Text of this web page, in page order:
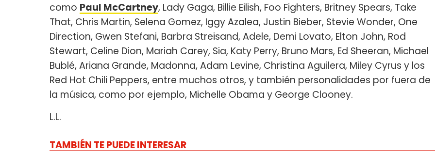
como Paul McCartney, Lady Gaga, Billie Eilish, Foo Fighters, Britney Spears, Take
That, Chris Martin, Selena Gomez, Iggy Azalea, Justin Bieber, Stevie Wonder, One
Direction, Gwen Stefani, Barbra Streisand, Adele, Demi Lovato, Elton John, Rod
Stewart, Celine Dion, Mariah Carey, Sia, Katy Perry, Bruno Mars, Ed Sheeran, Michael
Bublé, Ariana Grande, Madonna, Adam Levine, Christina Aguilera, Miley Cyrus y los
Red Hot Chili Peppers, entre muchos otros, y también personalidades por fuera de
la música, como por ejemplo, Michelle Obama y George Clooney.
L.L.
TAMBIÉN TE PUEDE INTERESAR